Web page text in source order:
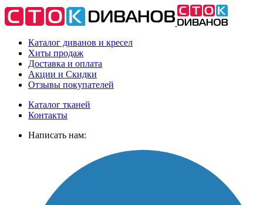
Каталог диванов и кресел
Хиты продаж
Доставка и оплата
Акции и Скидки
Отзывы покупателей
Каталог тканей
Контакты
Написать нам: